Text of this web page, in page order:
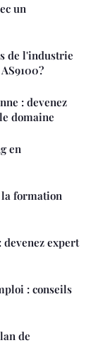
un
de l'industrie
: devenez
domaine
en
la formation
expert
: conseils
de